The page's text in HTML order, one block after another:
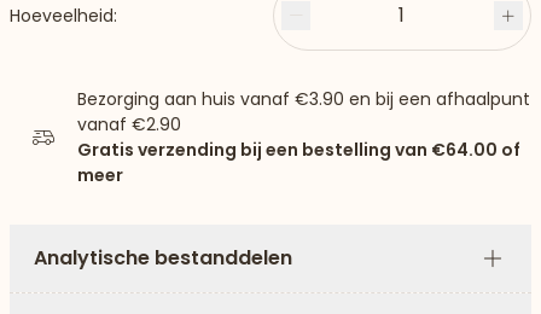
Hoeveelheid: Minder 1
Bezorging aan huis vanaf €3.90 en bij een afhaalpunt
vanaf €2.90
Gratis verzending bij een bestelling van €64.00 of
meer
Analytische bestanddelen
Plus